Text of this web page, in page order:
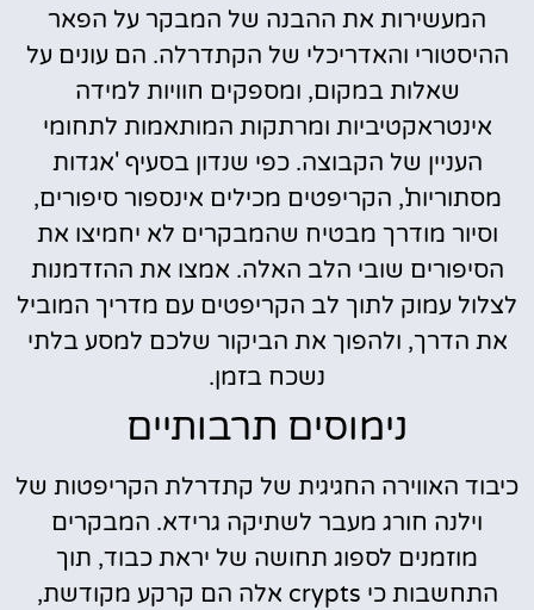
המעשירות את ההבנה של המבקר על הפאר
ההיסטורי והאדריכלי של הקתדרלה. הם עונים על
שאלות במקום, ומספקים חוויות למידה
אינטראקטיביות ומרתקות המותאמות לתחומי
העניין של הקבוצה. כפי שנדון בסעיף 'אגדות
מסתוריות', הקריפטים מכילים אינספור סיפורים,
וסיור מודרך מבטיח שהמבקרים לא יחמיצו את
הסיפורים שובי הלב האלה. אמצו את ההזדמנות
לצלול עמוק לתוך לב הקריפטים עם מדריך המוביל
את הדרך, ולהפוך את הביקור שלכם למסע בלתי
נשכח בזמן.
נימוסים תרבותיים
כיבוד האווירה החגיגית של קתדרלת הקריפטות של
וילנה חורג מעבר לשתיקה גרידא. המבקרים
מוזמנים לספוג תחושה של יראת כבוד, תוך
התחשבות כי crypts אלה הם קרקע מקודשת,